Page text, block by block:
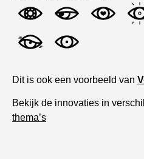
Dit is ook een voorbeeld van
Bekijk de innovaties in
thema’s